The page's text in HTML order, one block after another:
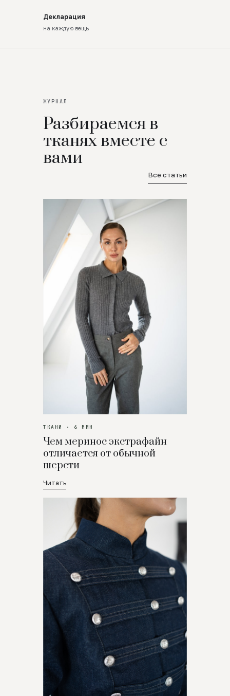
Декларация
на каждую вещь
ЖУРНАЛ
Разбираемся в
тканях вместе с
вами
Все статьи
ТКАНИ · 6 МИН
Чем меринос экстрафайн
отличается от обычной
шерсти
Читать